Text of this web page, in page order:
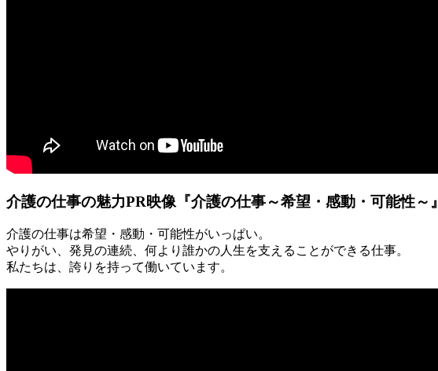
介護の仕事の魅力PR映像『介護の仕事～希望・感動・可能性～』
介護の仕事は希望・感動・可能性がいっぱい。
やりがい、発見の連続、何より誰かの人生を支えることができる仕事。
私たちは、誇りを持って働いています。